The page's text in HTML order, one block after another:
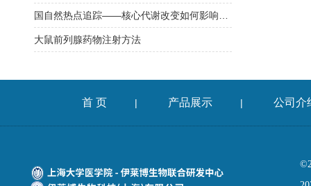
大鼠前列腺药物注射方法
首 页 | 产品展示 | 公司介